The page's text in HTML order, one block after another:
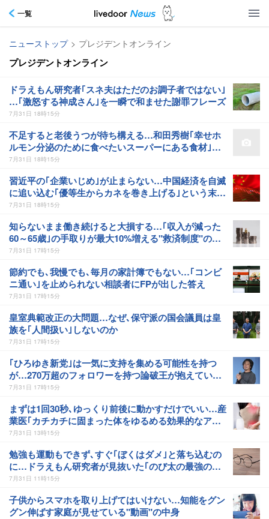
一覧
ニューストップ > プレジデントオンライン
プレジデントオンライン
ドラえもん研究者｢スネ夫はただのお調子者ではない｣
…｢激怒する神成さん｣を一瞬で和ませた謝罪フレーズ
7月31日 18時15分
不足すると老後うつが待ち構える…和田秀樹｢幸せホ
ルモン分泌のために食べたいスーパーにある食材｣
【2026年6月BEST】
7月31日 18時15分
習近平の｢企業いじめ｣が止まらない…中国経済を自滅
に追い込む｢優等生からカネを巻き上げる｣という末期
症状
7月31日 18時15分
知らないまま働き続けると大損する…｢収入が減った
60～65歳｣の手取りが最大10%増える"救済制度"の名
前
7月31日 17時15分
節約でも､我慢でも､毎月の家計簿でもない…｢コンビ
ニ通い｣を止められない相談者にFPが出した答え
7月31日 17時15分
皇室典範改正の大問題…なぜ､保守派の国会議員は皇
族を｢人間扱い｣しないのか
7月31日 17時15分
｢ひろゆき新党｣は一気に支持を集める可能性を持つ
が…270万超のフォロワーを持つ論破王が抱えてい
る"危うさ"
7月31日 17時15分
まずは1回30秒､ゆっくり前後に動かすだけでいい…産
業医｢カチカチに固まった体をゆるめる効果的なアイ
テム｣
7月31日 13時15分
勉強も運動もできず､すぐ｢ぼくはダメ｣と落ち込むの
に…ドラえもん研究者が見抜いた｢のび太の最強の資
質｣
7月31日 11時15分
子供からスマホを取り上げてはいけない…知能をグン
グン伸ばす家庭が見せている"動画"の中身